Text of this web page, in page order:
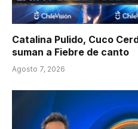
Catalina Pulido, Cuco
suman a Fiebre de canto
Agosto 7, 2026